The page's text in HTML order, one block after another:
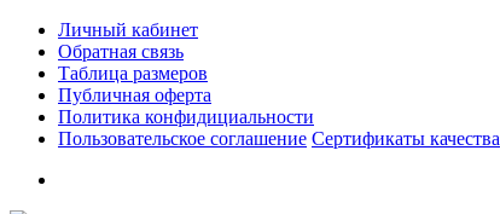
Личный кабинет
Обратная связь
Таблица размеров
Публичная оферта
Политика конфидициальности
Пользовательское соглашение Сертификаты качества